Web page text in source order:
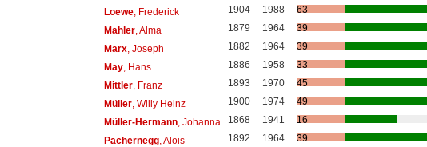
Loewe, Frederick 1904 1988
63
Mahler, Alma 1879 1964
39
Marx, Joseph 1882 1964
39
May, Hans 1886 1958
33
Mittler, Franz 1893 1970
45
Müller, Willy Heinz 1900 1974
49
Müller-Hermann, Johanna 1868 1941
16
Pachernegg, Alois 1892 1964
39